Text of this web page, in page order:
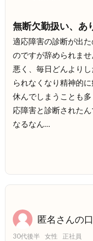
無断欠勤扱い、あ
適応障害の診断が出
のですが辞められま
悪く、毎日どんより
られなくなり精神的
休んでしまうことも
応障害と診断された
なるなん…
匿名さんの
30代後半 女性 正社員